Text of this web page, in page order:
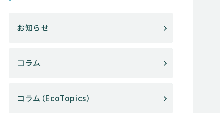
お知らせ
コラム
コラム（EcoTopics）